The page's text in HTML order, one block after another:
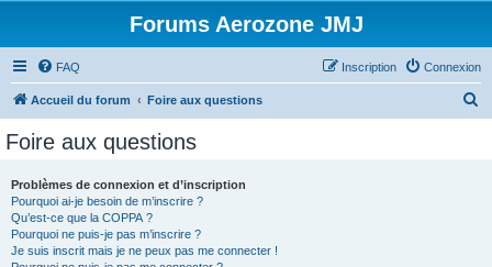
Forums Aerozone JMJ
FAQ Connexion
Inscription
Accueil du forum Foire aux questions
Foire aux questions
Problèmes de connexion et d’inscription
Pourquoi ai-je besoin de m’inscrire ?
Qu’est-ce que la COPPA ?
Pourquoi ne puis-je pas m’inscrire ?
Je suis inscrit mais je ne peux pas me connecter !